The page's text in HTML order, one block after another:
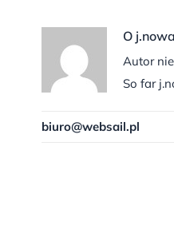
O
Autor
So far
biuro@websail.pl